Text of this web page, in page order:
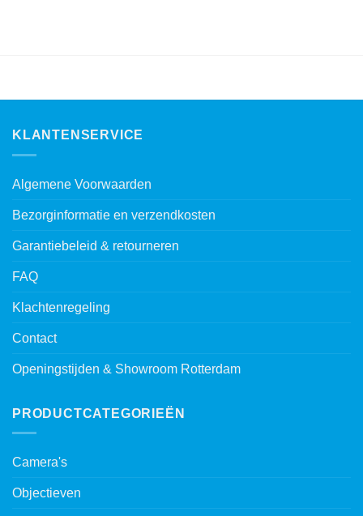
KLANTENSERVICE
Algemene Voorwaarden
Bezorginformatie en verzendkosten
Garantiebeleid & retourneren
FAQ
Klachtenregeling
Contact
Openingstijden & Showroom Rotterdam
PRODUCTCATEGORIEËN
Camera's
Objectieven